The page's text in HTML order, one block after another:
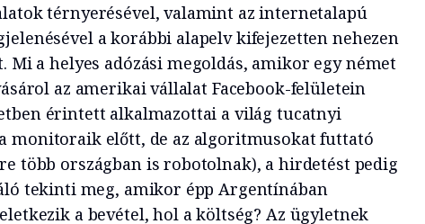
térnyerésével, valamint az internetalapú
a korábbi alapelv kifejezetten nehezen
Mi a helyes adózási megoldás, amikor egy német
az amerikai vállalat Facebook-felületein
érintett alkalmazottai a világ tucatnyi
monitoraik előtt, de az algoritmusokat futtató
több országban is robotolnak), a hirdetést pedig
tekinti meg, amikor épp Argentínában
a bevétel, hol a költség? Az ügyletnek